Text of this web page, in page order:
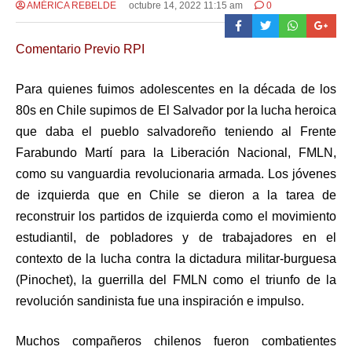
AMÉRICA REBELDE octubre 14, 2022 11:15 am 0
Comentario Previo RPI
Para quienes fuimos adolescentes en la década de los
80s en Chile supimos de El Salvador por la lucha heroica
que daba el pueblo salvadoreño teniendo al Frente
Farabundo Martí para la Liberación Nacional, FMLN,
como su vanguardia revolucionaria armada. Los jóvenes
de izquierda que en Chile se dieron a la tarea de
reconstruir los partidos de izquierda como el movimiento
estudiantil, de pobladores y de trabajadores en el
contexto de la lucha contra la dictadura militar-burguesa
(Pinochet), la guerrilla del FMLN como el triunfo de la
revolución sandinista fue una inspiración e impulso.
Muchos compañeros chilenos fueron combatientes